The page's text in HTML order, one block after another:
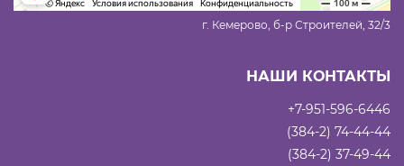
г. Кемерово, б-р Строителей, 32/3
НАШИ КОНТАКТЫ
+7-951-596-6446
(384-2) 74-44-44
(384-2) 37-49-44